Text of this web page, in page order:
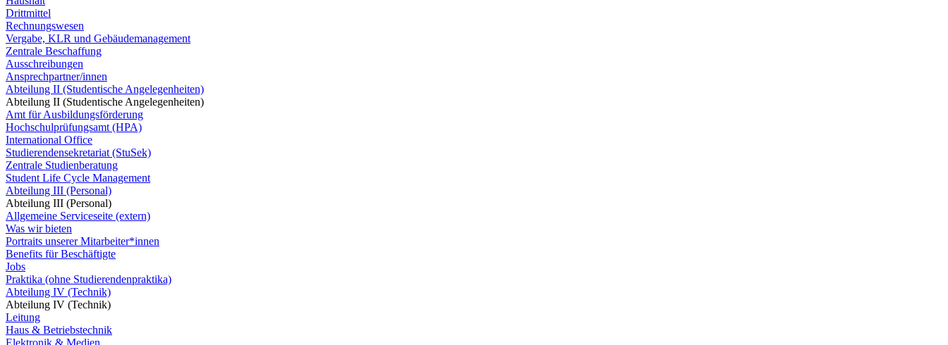
Drittmittel
Rechnungswesen
Vergabe, KLR und Gebäudemanagement
Zentrale Beschaffung
Ausschreibungen
Ansprechpartner/innen
Abteilung II (Studentische Angelegenheiten)
Abteilung II (Studentische Angelegenheiten)
Amt für Ausbildungsförderung
Hochschulprüfungsamt (HPA)
International Office
Studierendensekretariat (StuSek)
Zentrale Studienberatung
Student Life Cycle Management
Abteilung III (Personal)
Abteilung III (Personal)
Allgemeine Serviceseite (extern)
Was wir bieten
Portraits unserer Mitarbeiter*innen
Benefits für Beschäftigte
Jobs
Praktika (ohne Studierendenpraktika)
Abteilung IV (Technik)
Abteilung IV (Technik)
Leitung
Haus & Betriebstechnik
Elektronik & Medien